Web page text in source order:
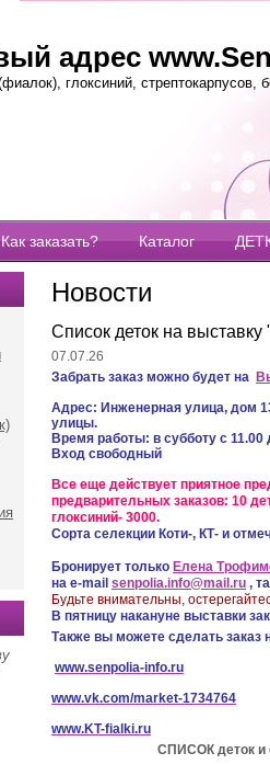
Новости
Список деток на
07.07.26
Забрать заказ можно будет на
Адрес: Инженерная улица, дом
улицы.
Время работы: в субботу с 11.00
Вход свободный
Все еще действует приятное
предварительных заказов: 10
глоксиний- 3000.
Сорта селекции Коти-, КТ- и
Бронирует только Елена
на e-mail senpolia.info@mail.ru ,
Будьте внимательны,
В пятницу накануне выставки
Также вы можете сделать заказ
www.senpolia-info.ru
www.vk.com/market-1734764
www.KT-fialki.ru
СПИСОК деток и
адрес
глоксиний, стрептокарпусов,
Как заказать? Каталог